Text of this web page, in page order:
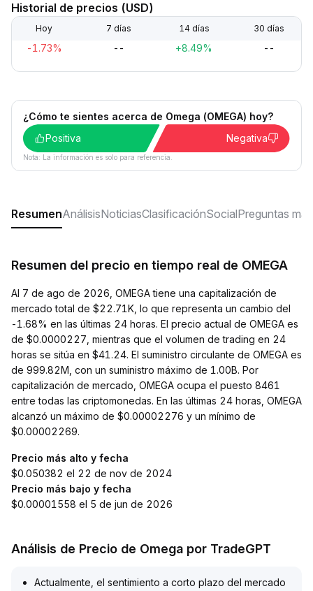
Historial de precios (USD)
Hoy 7 días 14 días 30 días
-1.73% -- +8.49% --
¿Cómo te sientes acerca de Omega (OMEGA) hoy?
Positiva
Negativa
Nota: La información es solo para referencia.
ResumenAnálisisNoticiasClasificaciónSocialPreguntas
Resumen del precio en tiempo real de OMEGA
Al 7 de ago de 2026, OMEGA tiene una capitalización de
mercado total de $22.71K, lo que representa un cambio del
-1.68% en las últimas 24 horas. El precio actual de OMEGA es
de $0.0000227, mientras que el volumen de trading en 24
horas se sitúa en $41.24. El suministro circulante de OMEGA es
de 999.82M, con un suministro máximo de 1.00B. Por
capitalización de mercado, OMEGA ocupa el puesto 8461
entre todas las criptomonedas. En las últimas 24 horas, OMEGA
alcanzó un máximo de $0.00002276 y un mínimo de
$0.00002269.
Precio más alto y fecha
$0.050382 el 22 de nov de 2024
Precio más bajo y fecha
$0.00001558 el 5 de jun de 2026
Análisis de Precio de Omega por TradeGPT
Actualmente, el sentimiento a corto plazo del mercado